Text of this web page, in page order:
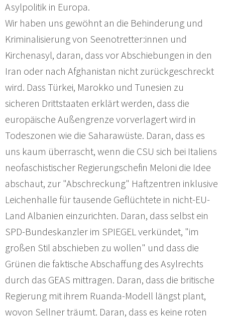
Asylpolitik in Europa.
Wir haben uns gewöhnt an die Behinderung und
Kriminalisierung von Seenotretter:innen und
Kirchenasyl, daran, dass vor Abschiebungen in den
Iran oder nach Afghanistan nicht zurückgeschreckt
wird. Dass Türkei, Marokko und Tunesien zu
sicheren Drittstaaten erklärt werden, dass die
europäische Außengrenze vorverlagert wird in
Todeszonen wie die Saharawüste. Daran, dass es
uns kaum überrascht, wenn die CSU sich bei Italiens
neofaschistischer Regierungschefin Meloni die Idee
abschaut, zur "Abschreckung" Haftzentren inklusive
Leichenhalle für tausende Geflüchtete in nicht-EU-
Land Albanien einzurichten. Daran, dass selbst ein
SPD-Bundeskanzler im SPIEGEL verkündet, "im
großen Stil abschieben zu wollen" und dass die
Grünen die faktische Abschaffung des Asylrechts
durch das GEAS mittragen. Daran, dass die britische
Regierung mit ihrem Ruanda-Modell längst plant,
wovon Sellner träumt. Daran, dass es keine roten